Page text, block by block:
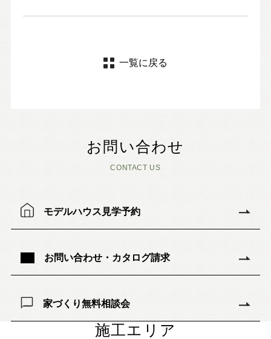
一覧に戻る
お問い合わせ
CONTACT US
モデルハウス見学予約
お問い合わせ・カタログ請求
家づくり無料相談会
施工エリア